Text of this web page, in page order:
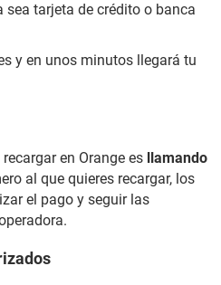
sea tarjeta de crédito o banca
y en unos minutos llegará tu
en Orange es llamando
al que quieres recargar, los
el pago y seguir las